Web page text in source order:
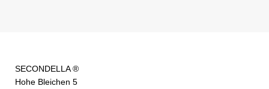
SECONDELLA ®
Hohe Bleichen 5